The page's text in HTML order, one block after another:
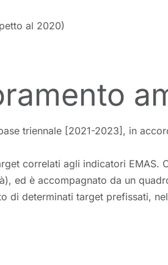
al 2020)
triennale [2021-2023], in
correlati agli indicatori EMAS.
ed è accompagnato da un
determinati target prefissati,